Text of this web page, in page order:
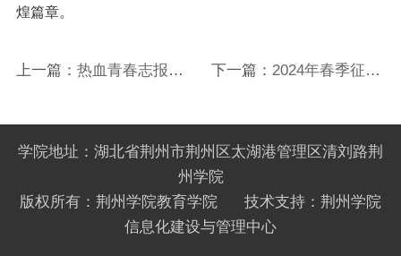
煌篇章。
上一篇： 热血青春志报
下一篇： 2024年春季征兵
学院地址：湖北省荆州市荆州区太湖港管理区清刘路荆
州学院
版权所有：荆州学院教育学院 技术支持：荆州学院
信息化建设与管理中心